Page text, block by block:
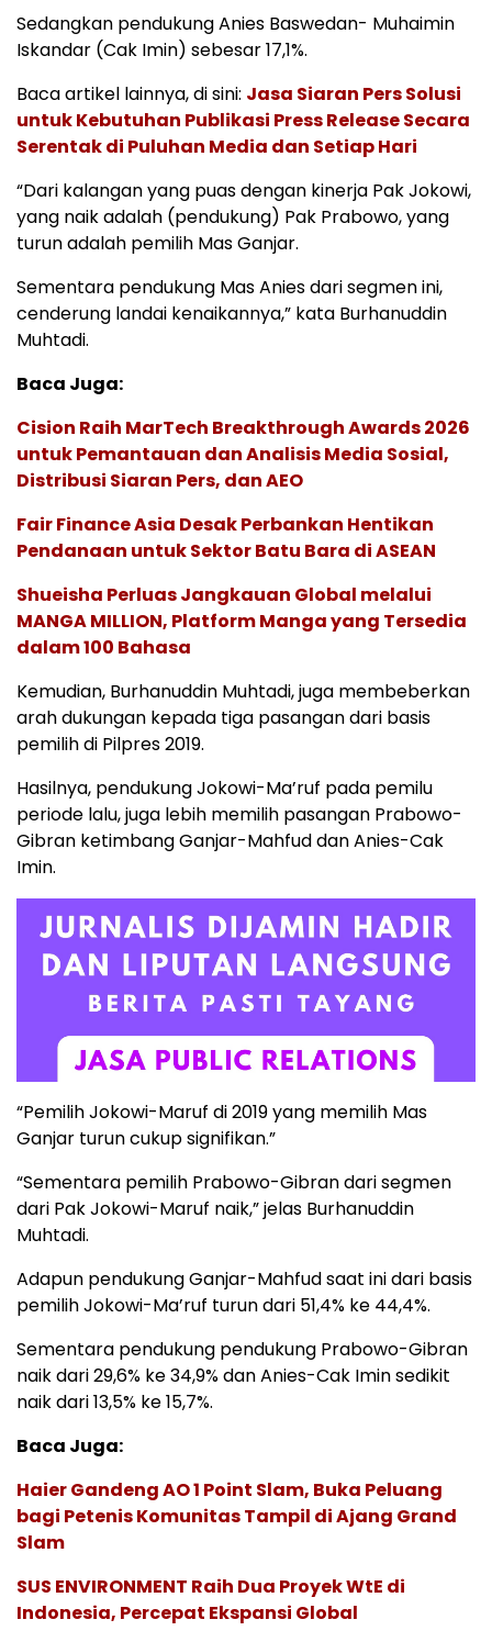
Sedangkan pendukung Anies Baswedan- Muhaimin
Iskandar (Cak Imin) sebesar 17,1%.
Baca artikel lainnya, di sini: Jasa Siaran Pers Solusi
untuk Kebutuhan Publikasi Press Release Secara
Serentak di Puluhan Media dan Setiap Hari
“Dari kalangan yang puas dengan kinerja Pak Jokowi,
yang naik adalah (pendukung) Pak Prabowo, yang
turun adalah pemilih Mas Ganjar.
Sementara pendukung Mas Anies dari segmen ini,
cenderung landai kenaikannya,” kata Burhanuddin
Muhtadi.
Baca Juga:
Cision Raih MarTech Breakthrough Awards 2026
untuk Pemantauan dan Analisis Media Sosial,
Distribusi Siaran Pers, dan AEO
Fair Finance Asia Desak Perbankan Hentikan
Pendanaan untuk Sektor Batu Bara di ASEAN
Shueisha Perluas Jangkauan Global melalui
MANGA MILLION, Platform Manga yang Tersedia
dalam 100 Bahasa
Kemudian, Burhanuddin Muhtadi, juga membeberkan
arah dukungan kepada tiga pasangan dari basis
pemilih di Pilpres 2019.
Hasilnya, pendukung Jokowi-Ma’ruf pada pemilu
periode lalu, juga lebih memilih pasangan Prabowo-
Gibran ketimbang Ganjar-Mahfud dan Anies-Cak
Imin.
“Pemilih Jokowi-Maruf di 2019 yang memilih Mas
Ganjar turun cukup signifikan.”
“Sementara pemilih Prabowo-Gibran dari segmen
dari Pak Jokowi-Maruf naik,” jelas Burhanuddin
Muhtadi.
Adapun pendukung Ganjar-Mahfud saat ini dari basis
pemilih Jokowi-Ma’ruf turun dari 51,4% ke 44,4%.
Sementara pendukung pendukung Prabowo-Gibran
naik dari 29,6% ke 34,9% dan Anies-Cak Imin sedikit
naik dari 13,5% ke 15,7%.
Baca Juga:
Haier Gandeng AO 1 Point Slam, Buka Peluang
bagi Petenis Komunitas Tampil di Ajang Grand
Slam
SUS ENVIRONMENT Raih Dua Proyek WtE di
Indonesia, Percepat Ekspansi Global